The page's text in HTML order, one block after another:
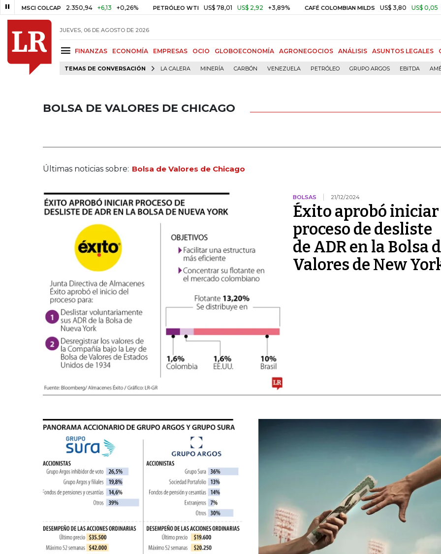
COLCAP 2.350,94 +6,13 +0,26% PETRÓLEO WTI US$ 78,01 US$ 2,92 +3,89% CAFÉ COLOMBIAN MILDS US$ 3,80 US$ 0,05 +1,40%
JUEVES, 06 DE AGOSTO DE 2026
FINANZAS ECONOMÍA EMPRESAS OCIO GLOBOECONOMÍA AGRONEGOCIOS ANÁLISIS ASUNTOS LEGALES
TEMAS DE CONVERSACIÓN LA CALERA MINERÍA CARBÓN VENEZUELA PETRÓLEO GRUPO ARGOS EBITDA
BOLSA DE VALORES DE CHICAGO
Últimas noticias sobre: Bolsa de Valores de Chicago
BOLSAS 21/12/2024
Éxito aprobó iniciar
proceso de desliste
de ADR en la Bolsa
Valores de New